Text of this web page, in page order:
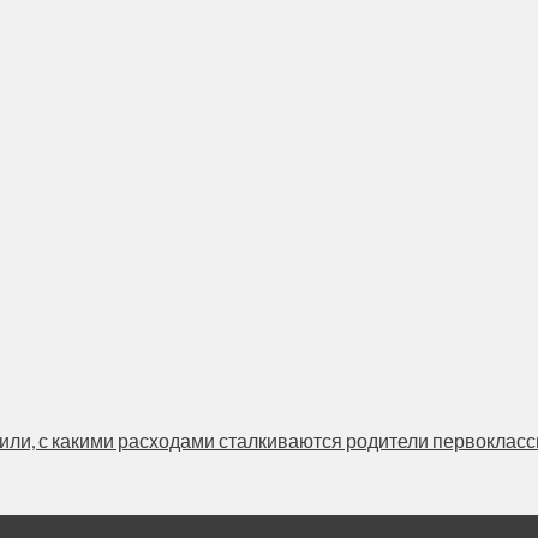
с какими расходами сталкиваются родители